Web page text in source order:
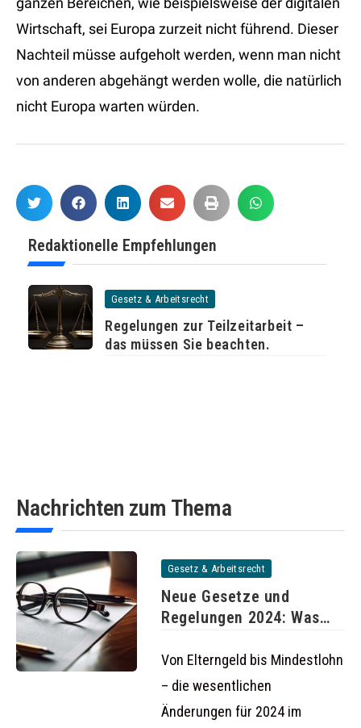
Wirtschaft, sei Europa zurzeit nicht führend. Dieser
Nachteil müsse aufgeholt werden, wenn man nicht
von anderen abgehängt werden wolle, die natürlich
nicht Europa warten würden.
Redaktionelle Empfehlungen
Gesetz & Arbeitsrecht
Regelungen zur Teilzeitarbeit –
das müssen Sie beachten.
Nachrichten zum Thema
Gesetz & Arbeitsrecht
Neue Gesetze und
Regelungen 2024: Was
Von Elterngeld bis Mindestlohn
– die wesentlichen
Änderungen für 2024 im